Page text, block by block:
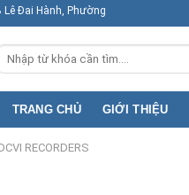
Phường Phú Thọ ( F11, Q11) TP.HCM
TRANG CHỦ GIỚI THIỆU
RECORDERS